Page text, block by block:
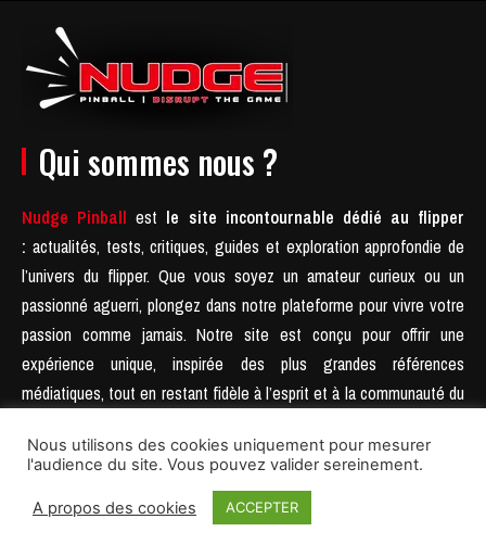
Qui sommes nous ?
Nudge Pinball est le site incontournable dédié au flipper
: actualités, tests, critiques, guides et exploration approfondie de
l’univers du flipper. Que vous soyez un amateur curieux ou un
passionné aguerri, plongez dans notre plateforme pour vivre votre
passion comme jamais. Notre site est conçu pour offrir une
expérience unique, inspirée des plus grandes références
médiatiques, tout en restant fidèle à l’esprit et à la communauté du
célébrer la kulture flipper.
Nous utilisons des cookies uniquement pour mesurer
l'audience du site. Vous pouvez valider sereinement.
A propos des cookies ACCEPTER